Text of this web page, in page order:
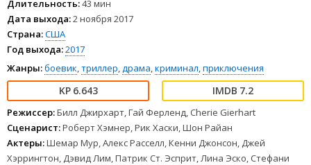
закатывает скандалы и раздумывает о расставании."
Длительность:43 мин
Дата выхода:2 ноября 2017
Страна:США
Год выхода:2017
Жанры:боевик,триллер,драма,криминал,приключения
6.643 7.2
Режиссер:Билл Джирхарт, Гай Ферленд, Cherie Gierhart
Сценарист:Роберт Хэмнер, Рик Хаски, Шон Райан
Актеры:Шемар Мур, Алекс Расселл, Кенни Джонсон, Джей
Хэррингтон, Дэвид Лим, Патрик Ст. Эсприт, Лина Эско, Стефани